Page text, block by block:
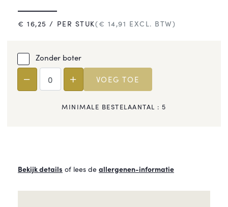
€16,25 / PER STUK(€ 14,91 EXCL. BTW)
Zonder boter
VOEG TOE
MINIMALE BESTELAANTAL :5
Bekijk details of lees de allergenen-informatie